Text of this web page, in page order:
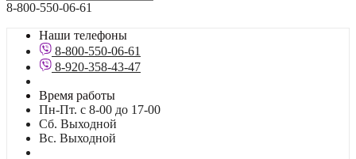
8-800-550-06-61
Наши телефоны
8-800-550-06-61
8-920-358-43-47
Время работы
Пн-Пт. с 8-00 до 17-00
Сб. Выходной
Вс. Выходной